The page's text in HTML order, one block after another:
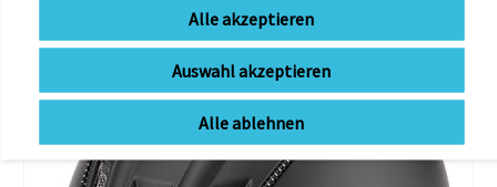
Alle akzeptieren
Auswahl akzeptieren
Alle ablehnen